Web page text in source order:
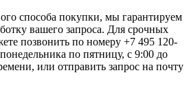
способа покупки, мы гарантируем
вашего запроса. Для срочных
позвонить по номеру +7 495 120-
по пятницу, с 9:00 до
или отправить запрос на почту